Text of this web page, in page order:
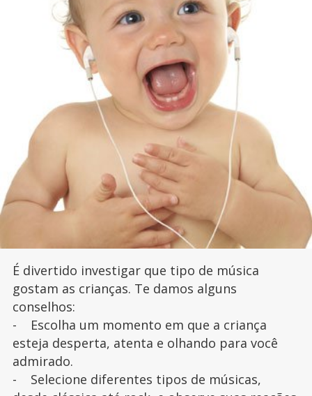
É divertido investigar que tipo de música
gostam as crianças. Te damos alguns
conselhos:
- Escolha um momento em que a criança
esteja desperta, atenta e olhando para você
admirado.
- Selecione diferentes tipos de músicas,